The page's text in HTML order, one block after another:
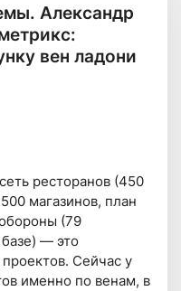
Александр
вен ладони
ресторанов (450
магазинов, план
(79
— это
Сейчас у
именно по венам, в